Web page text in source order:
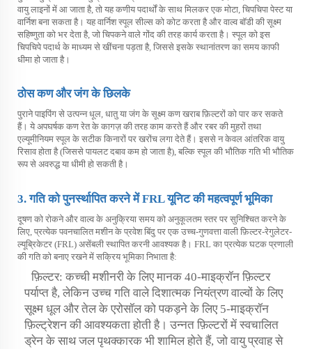
वायु लाइनों में आ जाता है, तो यह कणीय पदार्थों के साथ मिलकर एक मोटा, चिपचिपा पेस्ट या
वार्निश बना सकता है। यह वार्निश स्पूल सील्स को कोट करता है और वाल्व बॉडी की सूक्ष्म
सहिष्णुता को भर देता है, जो चिपकने वाले गोंद की तरह कार्य करता है। स्पूल को इस
चिपचिपे पदार्थ के माध्यम से खींचना पड़ता है, जिससे इसके स्थानांतरण का समय काफी
धीमा हो जाता है।
ठोस कण और जंग के छिलके
पुराने पाइपिंग से उत्पन्न धूल, धातु या जंग के सूक्ष्म कण खराब फ़िल्टरों को पार कर सकते
हैं। ये अपघर्षक कण रेत के कागज़ की तरह काम करते हैं और रबर की मुहरों तथा
एल्यूमीनियम स्पूल के सटीक किनारों पर खरोंच लगा देते हैं। इससे न केवल आंतरिक वायु
रिसाव होता है (जिससे पायलट दबाव कम हो जाता है), बल्कि स्पूल की भौतिक गति भी भौतिक
रूप से अवरुद्ध या धीमी हो सकती है।
3. गति को पुनर्स्थापित करने में FRL यूनिट की महत्वपूर्ण भूमिका
दूषण को रोकने और वाल्व के अनुक्रिया समय को अनुकूलतम स्तर पर सुनिश्चित करने के
लिए, प्रत्येक पवनचालित मशीन के प्रवेश बिंदु पर एक उच्च-गुणवत्ता वाली फ़िल्टर-रेगुलेटर-
ल्यूब्रिकेटर (FRL) असेंबली स्थापित करनी आवश्यक है। FRL का प्रत्येक घटक प्रणाली
की गति को बनाए रखने में सक्रिय भूमिका निभाता है:
फ़िल्टर: कच्ची मशीनरी के लिए मानक 40-माइक्रॉन फ़िल्टर
पर्याप्त है, लेकिन उच्च गति वाले दिशात्मक नियंत्रण वाल्वों के लिए
सूक्ष्म धूल और तेल के एरोसॉल को पकड़ने के लिए 5-माइक्रॉन
फ़िल्ट्रेशन की आवश्यकता होती है। उन्नत फ़िल्टरों में स्वचालित
ड्रेन के साथ जल पृथक्कारक भी शामिल होते हैं, जो वायु प्रवाह से